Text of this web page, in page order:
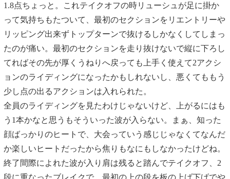
1.8点ちょっと。これテイクオフの時リューシュが足に掛か
って気持ちもたついて、最初のセクションをリエントリーや
リッピング出来ずトップターンで抜けるしかなくしてしまっ
たのが痛い。最初のセクションを走り抜けないで縦に下ろし
てればその先が厚くうねりへ戻っても上手く使えて2アクシ
ョンのライディングになったかもしれないし、悪くてももう
少し点の出るアクションは入れられた。
全員のライディングを見たわけじゃないけど、上がるにはも
う1本かなと思うもそういった波が入らない。まぁ、知った
顔ばっかりのヒートで、大会っていう感じじゃなくてなんだ
か楽しいヒートだったから焦りもなにもしなかったけどね。
終了間際によれた波が入り肩は残ると踏んでテイクオフ、2
段に重なったブレイクで、最初の上の段を板の上げ下げでや